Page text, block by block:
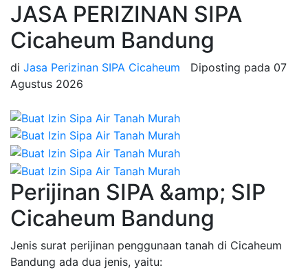
JASA PERIZINAN SIPA
Cicaheum Bandung
di Jasa Perizinan SIPA Cicaheum Diposting pada 07
Agustus 2026
Perijinan SIPA &amp; SIP
Cicaheum Bandung
Jenis surat perijinan penggunaan tanah di Cicaheum
Bandung ada dua jenis, yaitu: